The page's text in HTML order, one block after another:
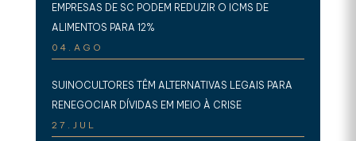
EMPRESAS DE SC PODEM REDUZIR O ICMS DE
ALIMENTOS PARA 12%
04.AGO
SUINOCULTORES TÊM ALTERNATIVAS LEGAIS PARA
RENEGOCIAR DÍVIDAS EM MEIO À CRISE
27.JUL